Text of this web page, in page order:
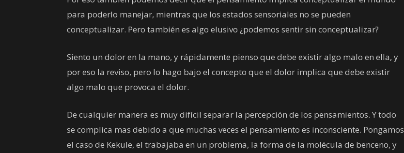
para poderlo manejar, mientras que los estados sensoriales no se pueden
conceptualizar. Pero también es algo elusivo ¿podemos sentir sin conceptualizar?
Siento un dolor en la mano, y rápidamente pienso que debe existir algo malo en ella, y
por eso la reviso, pero lo hago bajo el concepto que el dolor implica que debe existir
algo malo que provoca el dolor.
De cualquier manera es muy difícil separar la percepción de los pensamientos. Y todo
se complica mas debido a que muchas veces el pensamiento es inconsciente. Pongamos
el caso de Kekule, el trabajaba en un problema, la forma de la molécula de benceno, y